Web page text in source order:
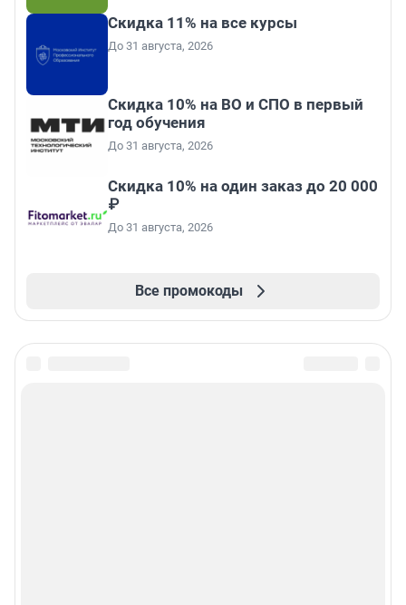
Скидка 11% на все курсы
До 31 августа, 2026
Скидка 10% на ВО и СПО в первый
год обучения
До 31 августа, 2026
Скидка 10% на один заказ до 20 000
₽
До 31 августа, 2026
Все промокоды